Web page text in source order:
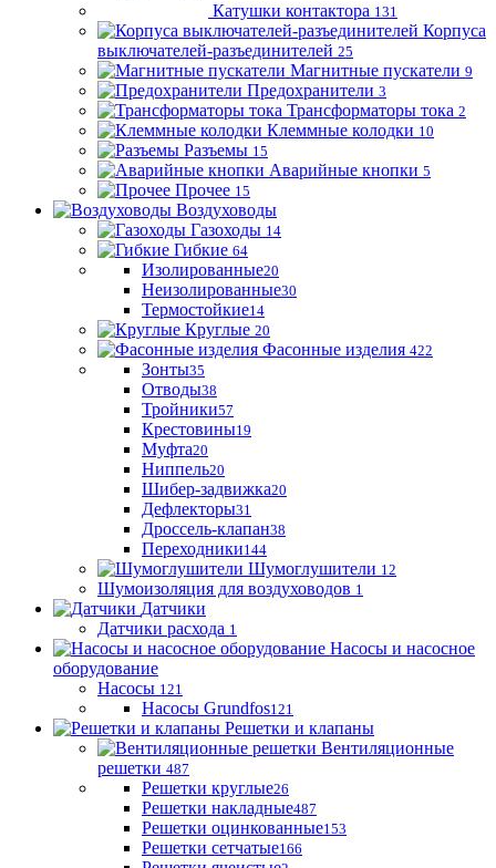
Катушки контактора 131
Корпуса
выключателей-разъединителей 25
Магнитные пускатели 9
Предохранители 3
Трансформаторы тока 2
Клеммные колодки 10
Разъемы 15
Аварийные кнопки 5
Прочее 15
Воздуховоды
Газоходы 14
Гибкие 64
Изолированные20
Неизолированные30
Термостойкие14
Круглые 20
Фасонные изделия 422
Зонты35
Отводы38
Тройники57
Крестовины19
Муфта20
Ниппель20
Шибер-задвижка20
Дефлекторы31
Дроссель-клапан38
Переходники144
Шумоглушители 12
Шумоизоляция для воздуховодов 1
Датчики
Датчики расхода 1
Насосы и насосное
оборудование
Насосы 121
Насосы Grundfos121
Решетки и клапаны
Вентиляционные
решетки 487
Решетки круглые26
Решетки накладные487
Решетки оцинкованные153
Решетки сетчатые166